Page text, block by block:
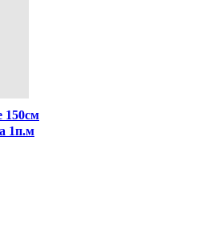
150см
1п.м